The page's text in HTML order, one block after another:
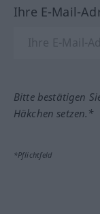
Ihre E-Mail-
Bitte bestätigen
Häkchen setzen.*
*Pflichtfeld